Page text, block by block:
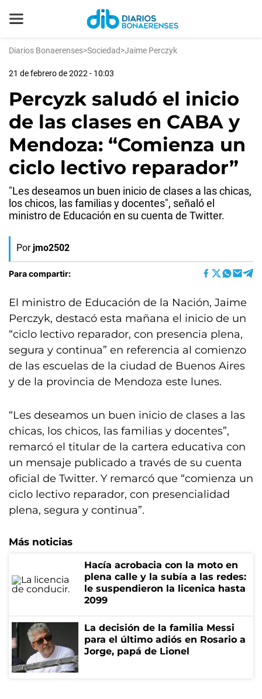
Diarios Bonaerenses>Sociedad>Jaime Perczyk
21 de febrero de 2022 - 10:03
Percyzk saludó el inicio
de las clases en CABA y
Mendoza: “Comienza un
ciclo lectivo reparador”
"Les deseamos un buen inicio de clases a las chicas,
los chicos, las familias y docentes", señaló el
ministro de Educación en su cuenta de Twitter.
Por jmo2502
Para compartir:
El ministro de Educación de la Nación, Jaime
Perczyk, destacó esta mañana el inicio de un
“ciclo lectivo reparador, con presencia plena,
segura y continua” en referencia al comienzo
de las escuelas de la ciudad de Buenos Aires
y de la provincia de Mendoza este lunes.
“Les deseamos un buen inicio de clases a las
chicas, los chicos, las familias y docentes”,
remarcó el titular de la cartera educativa con
un mensaje publicado a través de su cuenta
oficial de Twitter. Y remarcó que “comienza un
ciclo lectivo reparador, con presencialidad
plena, segura y continua”.
Más noticias
Hacía acrobacia con la moto en
plena calle y la subía a las redes:
le suspendieron la licenica hasta
2099
La decisión de la familia Messi
para el último adiós en Rosario a
Jorge, papá de Lionel